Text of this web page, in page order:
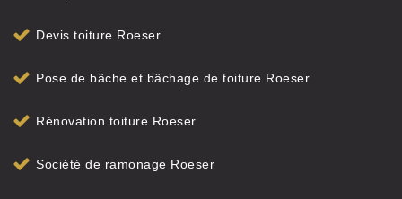
Devis toiture Roeser
Pose de bâche et bâchage de toiture Roeser
Rénovation toiture Roeser
Société de ramonage Roeser